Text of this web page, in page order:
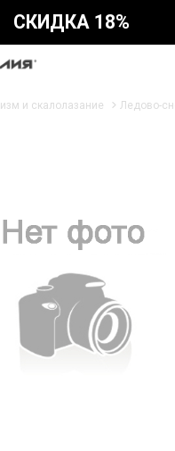
СКИДКА 18%
и скалолазание Ледово-